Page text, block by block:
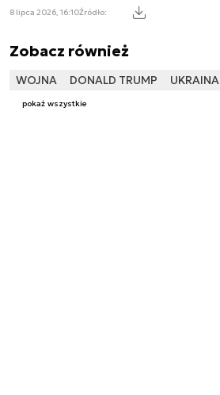
8 lipca 2026, 16:10Źródło:
Zobacz również
WOJNA DONALD TRUMP UKRAINA
pokaż wszystkie